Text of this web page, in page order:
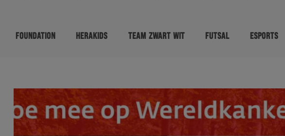
FOUNDATION HERAKIDS TEAM ZWART WIT FUTSAL ESPORTS